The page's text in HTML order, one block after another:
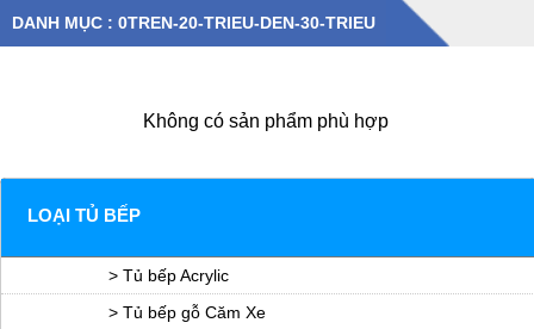
DANH MỤC : 0TREN-20-TRIEU-DEN-30-TRIEU
Không có sản phẩm phù hợp
LOẠI TỦ BẾP
> Tủ bếp Acrylic
> Tủ bếp gỗ Căm Xe